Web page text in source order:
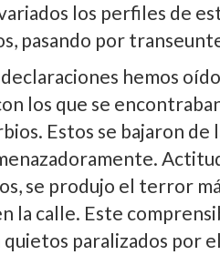
los perfiles de
pasando por
hemos
los que se
Estos se bajaron de
se produjo el terror
la calle. Este
quietos paralizados por